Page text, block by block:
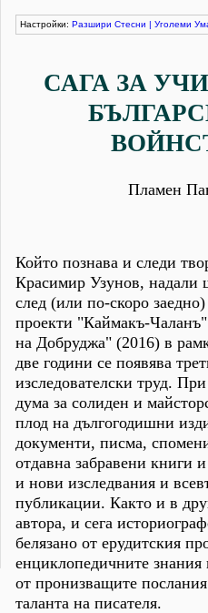
Настройки: Разшири Стесни | Уголеми
САГА ЗА
Пламен
Който познава и следи
Красимир Узунов, надали
след (или по-скоро
проекти "Каймакъ-
на Добруджа" (2016) в
две години се появява
изследователски труд.
дума за солиден и
плод на дългогодишни
документи, писма,
отдавна забравени книги
и нови изследвания и
публикации. Както и в
автора, и сега
белязано от ерудитския
енциклопедичните
от пронизващите
таланта на писателя.